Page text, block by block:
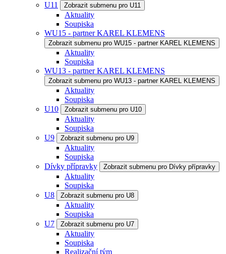
U11
Zobrazit submenu pro U11
Aktuality
Soupiska
WU15 - partner KAREL KLEMENS
Zobrazit submenu pro WU15 - partner KAREL KLEMENS
Aktuality
Soupiska
WU13 - partner KAREL KLEMENS
Zobrazit submenu pro WU13 - partner KAREL KLEMENS
Aktuality
Soupiska
U10
Zobrazit submenu pro U10
Aktuality
Soupiska
U9
Zobrazit submenu pro U9
Aktuality
Soupiska
Dívky přípravky
Zobrazit submenu pro Dívky přípravky
Aktuality
Soupiska
U8
Zobrazit submenu pro U8
Aktuality
Soupiska
U7
Zobrazit submenu pro U7
Aktuality
Soupiska
Realizační tým